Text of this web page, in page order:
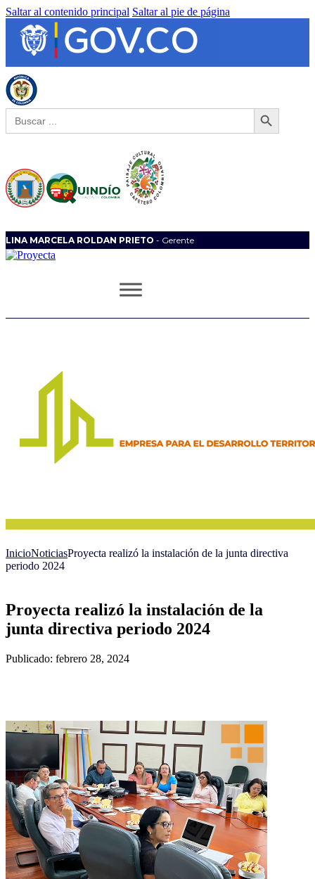
Saltar al contenido principal Saltar al pie de página
Buscar: Botón de búsqueda
LINA MARCELA ROLDAN PRIETO - Gerente
InicioNoticiasProyecta realizó la instalación de la junta directiva
periodo 2024
Proyecta realizó la instalación de la
junta directiva periodo 2024
Publicado: febrero 28, 2024